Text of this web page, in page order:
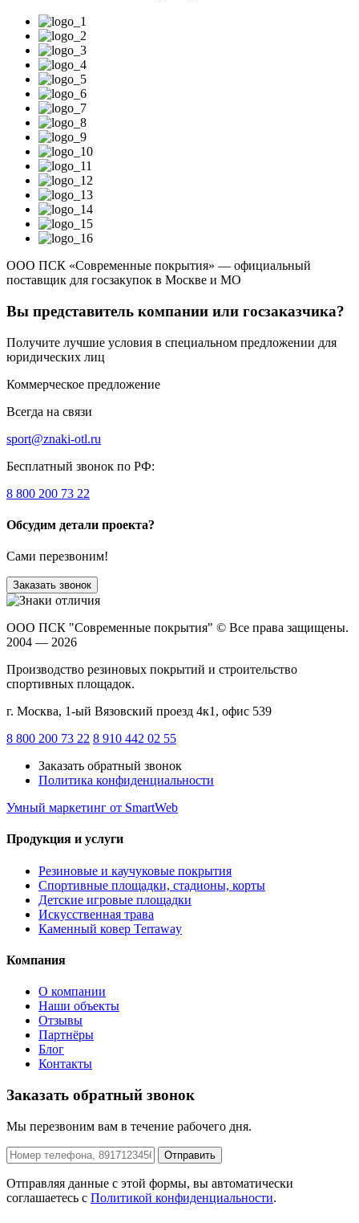
ООО ПСК «Современные покрытия» — официальный
поставщик для госзакупок в Москве и МО
Вы представитель компании или госзаказчика?
Получите лучшие условия в специальном предложении для
юридических лиц
Коммерческое предложение
Всегда на связи
sport@znaki-otl.ru
Бесплатный звонок по РФ:
8 800 200 73 22
Обсудим детали проекта?
Сами перезвоним!
Заказать звонок
ООО ПСК "Современные покрытия" © Все права защищены.
2004 — 2026
Производство резиновых покрытий и строительство
спортивных площадок.
г. Москва, 1-ый Вязовский проезд 4к1, офис 539
8 800 200 73 22 8 910 442 02 55
Заказать обратный звонок
Политика конфиденциальности
Умный маркетинг от SmartWeb
Продукция и услуги
Резиновые и каучуковые покрытия
Спортивные площадки, стадионы, корты
Детские игровые площадки
Искусственная трава
Каменный ковер Terraway
Компания
О компании
Наши объекты
Отзывы
Партнёры
Блог
Контакты
Заказать обратный звонок
Мы перезвоним вам в течение рабочего дня.
Отправить
Отправляя данные с этой формы, вы автоматически
соглашаетесь с Политикой конфиденциальности.